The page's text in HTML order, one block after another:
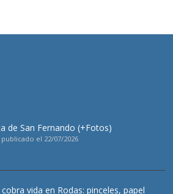
de San Fernando (+Fotos)
publicado el 22/07/2026
vida en Rodas: pinceles, papel